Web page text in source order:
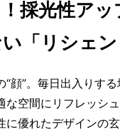
採光性アッ
「リシェ
“顔”。毎日出入りす
な空間にリフレッシ
に優れたデザインの玄